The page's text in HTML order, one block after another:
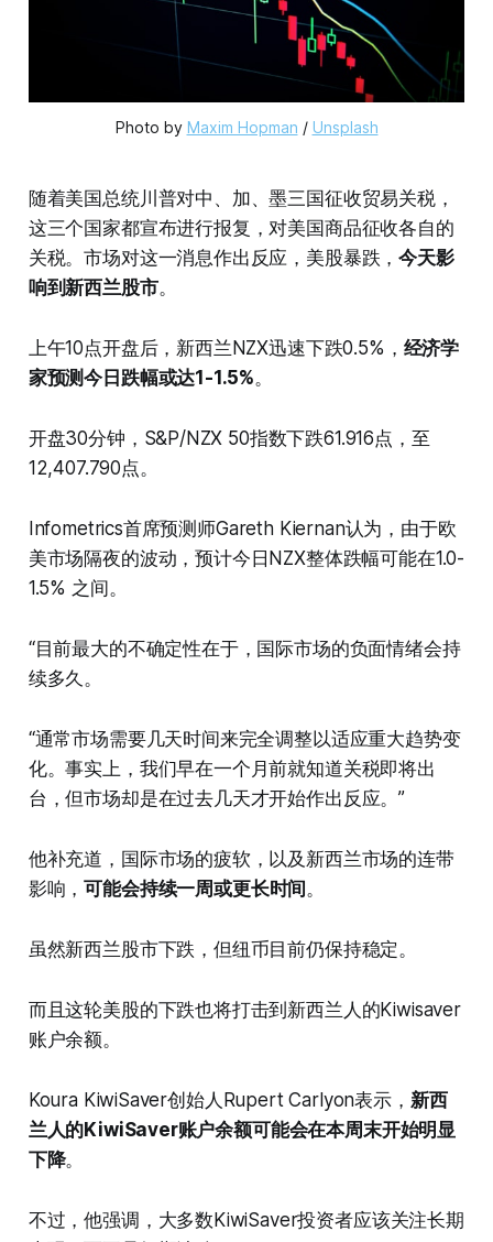
Photo by Maxim Hopman / Unsplash
随着美国总统川普对中、加、墨三国征收贸易关税，
这三个国家都宣布进行报复，对美国商品征收各自的
关税。市场对这一消息作出反应，美股暴跌，今天影
响到新西兰股市。
上午10点开盘后，新西兰NZX迅速下跌0.5%， 经济学
家预测今日跌幅或达1-1.5%。
开盘30分钟，S&P/NZX 50指数下跌61.916点，至
12,407.790点。
Infometrics首席预测师Gareth Kiernan认为，由于欧
美市场隔夜的波动，预计今日NZX整体跌幅可能在1.0-
1.5% 之间。
“目前最大的不确定性在于，国际市场的负面情绪会持
续多久。
“通常市场需要几天时间来完全调整以适应重大趋势变
化。事实上，我们早在一个月前就知道关税即将出
台，但市场却是在过去几天才开始作出反应。”
他补充道，国际市场的疲软，以及新西兰市场的连带
影响，可能会持续一周或更长时间。
虽然新西兰股市下跌，但纽币目前仍保持稳定。
而且这轮美股的下跌也将打击到新西兰人的Kiwisaver
账户余额。
Koura KiwiSaver创始人Rupert Carlyon表示， 新西
兰人的KiwiSaver账户余额可能会在本周末开始明显
下降。
不过，他强调，大多数KiwiSaver投资者应该关注长期